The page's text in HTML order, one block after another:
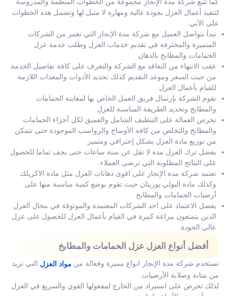
كما تتبع شركة مدة الإنجاز مجموعة من الخطوات المنظمة والمدروسة
لتنفيذ أعمال العزل بجودة عالية ومهارة لا مثيل لها وتشمل هذه الخطوات
على الآتي:
تبدأ بتواصل العميل مع شركة مدة الإنجاز التي تعتبر من الشركات
المتميزة والمحترفة في تقديم خدمات العزل وطلب خدمة عزل
الحمامات والمطابخ بالدهان
عقب الانتهاء من التعاقد مع الشركة والتعرف على كافة تفاصيل الخدمة
من حيث السعر وموعد التقديم كذلك تحديد الأدوات والمعدات اللازمة
للقيام بأعمال العزل .
تقوم الشركة بإرسال فريق العمل الخاص بها لمعاينة الحمامات
والمطابخ وتحديد الطريقة المناسبة للعزل .
تحرص العمالة على التنظيف الشامل والعميق لكل أجزاء الحمامات
والمطابخ والتخلص من كافة الأوساخ والرواسب الموجودة حتى تتمكن
من توزيع مادة العزل بشكل إحترافي ومتميز.
يفضل ترك العزل مدة لا تقل عن ستة ساعات حتى يجف تماما للحصول
على النتائج المطلوبة التي ترضي العملاء.
تعتمد شركة مدة الإنجاز على اقوى دهانات العزل مثل مادة الاكريلك
وكذلك مادة البولي يوريثان حيث تقوم بوضع كمية مناسبة منها على
أرضيات الحمامات والمطابخ.
يفضل الاعتماد على احد الشركات المعتمدة والموثوقة في مجال العزل
الذين يتمتعون ببراعة كبيرة في القيام بأعمال العزل للحصول على عزل
عالي الجودة.
أفضل أنواع العزل عزل الحمامات والمطابخ
تستخدم شركة مدة الإنجاز انواع مميزة وفعالة من مواد العزل التي تزيد
من متانة وصلابة الأرضيات.
لذلك تحرص على استيراد من الخارج لمفعولها القوي والسريع في العزل